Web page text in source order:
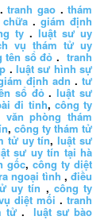
.tranh gao .thám
.giám định
ty. luật sư uy
vụ thám tử uy
tên sổ đỏ .tranh
.luật sư hình sự
định adn .tư
sổ đỏ.luật sư
đi tỉnh, công ty
văn phòng thám
, công ty thám tử
tử uy tín,luật sư
sư uy tín tại hà
gốc, công ty diệt
ngoại tình ,điều
uy tín , công ty
diệt mối .tranh
tử.luật sư bào